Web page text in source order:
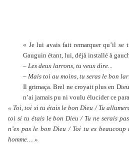
« Je lui avais fait remarquer qu’il
Gauguin étant, lui, déjà installé à
– Les deux larrons, tu veux dire...
– Mais toi au moins, tu seras le bon
Il grimaça. Brel ne croyait plus en
n’ai jamais pu ni voulu élucider ce
« Toi, toi si tu étais le bon Dieu / Tu
toi si tu étais le bon Dieu / Tu ne serais
n’es pas le bon Dieu / Toi tu es
homme… »